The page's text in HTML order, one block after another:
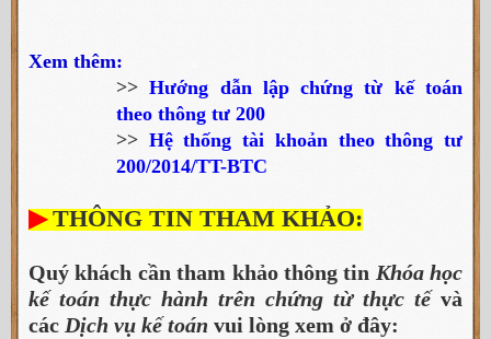
Xem thêm:
>>Hướng dẫn lập chứng từ kế toán
theo thông tư 200
>> Hệ thống tài khoản theo thông tư
200/2014/TT-BTC
▶ THÔNG TIN THAM KHẢO:
Quý khách cần tham khảo thông tin Khóa học
kế toán thực hành trên chứng từ thực tếvà
các Dịch vụ kế toán vui lòng xem ở đây: